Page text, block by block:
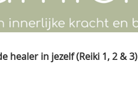
healer in jezelf (Reiki 1, 2 & 3)